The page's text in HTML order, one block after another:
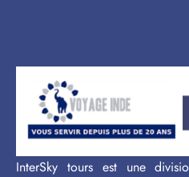
InterSky tours est une